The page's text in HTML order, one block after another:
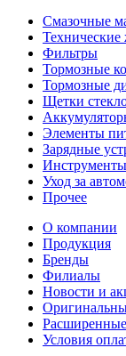
Смазочные
Технические
Фильтры
Тормозные
Тормозные
Щетки
Элементы
Зарядные
Инструменты
Уход за
Прочее
О компании
Продукция
Бренды
Филиалы
Новости и
Расширенные
Условия